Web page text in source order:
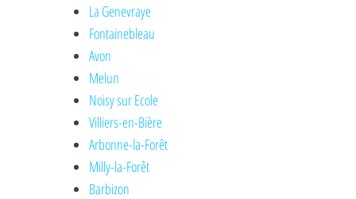
La Genevraye
Fontainebleau
Avon
Melun
Noisy sur Ecole
Villiers-en-Bière
Arbonne-la-Forêt
Milly-la-Forêt
Barbizon